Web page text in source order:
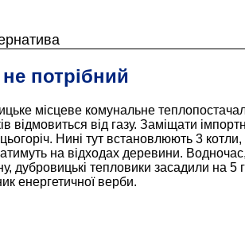
не потрібний
місцеве комунальне
відмовиться від газу. Заміщати
Нині тут встановлюють 3 котли,
на відходах деревини.
дубровицькі тепловики засадили на 5
енергетичної верби.